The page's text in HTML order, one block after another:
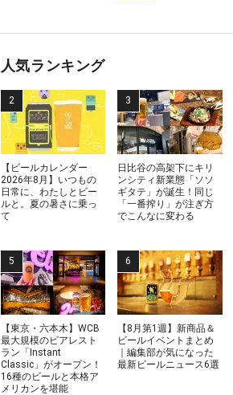
人気ランキング
【ビールカレンダー
2026年8月】いつもの
日常に、わたしとビー
ルと。夏の暑さに乗っ
て
日比谷の高架下にキリ
ンシティ新業態「ソソ
ギタテ」が誕生！同じ
「一番搾り」が注ぎ方
でこんなに変わる
【東京・六本木】WCB
最大規模のビアレスト
ラン「Instant
Classic」がオープン！
16種のビールと本格ア
メリカンを堪能
【8月第1週】新商品＆
ビールイベントまとめ
｜編集部が気になった
最新ビールニュース6選